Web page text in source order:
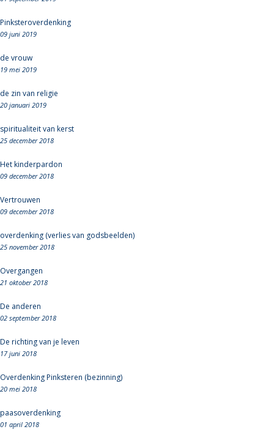
Pinksteroverdenking
09 juni 2019
de vrouw
19 mei 2019
de zin van religie
20 januari 2019
spiritualiteit van kerst
25 december 2018
Het kinderpardon
09 december 2018
Vertrouwen
09 december 2018
overdenking (verlies van godsbeelden)
25 november 2018
Overgangen
21 oktober 2018
De anderen
02 september 2018
De richting van je leven
17 juni 2018
Overdenking Pinksteren (bezinning)
20 mei 2018
paasoverdenking
01 april 2018